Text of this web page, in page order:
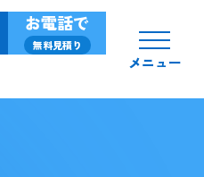
お電話で
無料見積り
メニュー